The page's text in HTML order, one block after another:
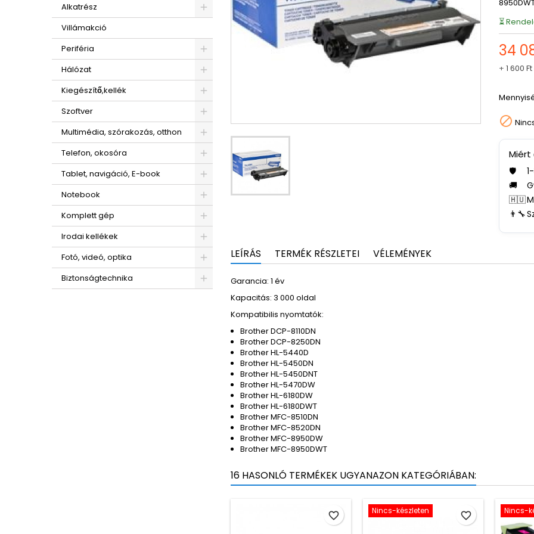
Alkatrész
Villámakció
Periféria
Hálózat
Kiegészítő,kellék
Szoftver
Multimédia, szórakozás, otthon
Telefon, okosóra
Tablet, navigáció, E-book
Notebook
Komplett gép
Irodai kellékek
Fotó, videó, optika
Biztonságtechnika
⏳
34
+ 1 600 Ft

Miért
🛡️
🚚
🇭🇺
👨‍🔧
LEÍRÁS TERMÉK RÉSZLETEI VÉLEMÉNYEK
Garancia: 1 év
Kapacitás: 3 000 oldal
Kompatibilis nyomtatók:
Brother DCP-8110DN
Brother DCP-8250DN
Brother HL-5440D
Brother HL-5450DN
Brother HL-5450DNT
Brother HL-5470DW
Brother HL-6180DW
Brother HL-6180DWT
Brother MFC-8510DN
Brother MFC-8520DN
Brother MFC-8950DW
Brother MFC-8950DWT
16 HASONLÓ TERMÉKEK UGYANAZON KATEGÓRIÁBAN:
favorite_border Nincs-készleten favorite_border Nincs-